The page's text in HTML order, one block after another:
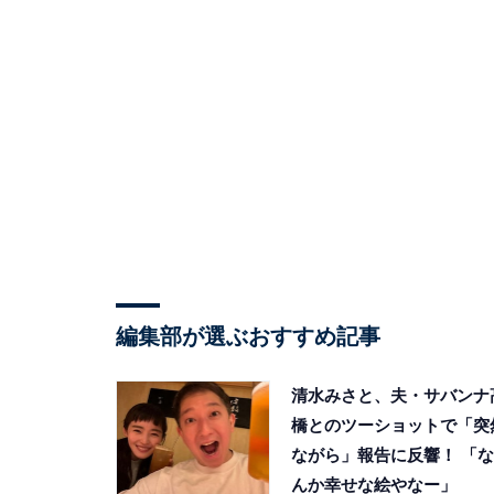
編集部が選ぶおすすめ記事
清水みさと、夫・サバンナ
橋とのツーショットで「突
ながら」報告に反響！ 「な
んか幸せな絵やなー」